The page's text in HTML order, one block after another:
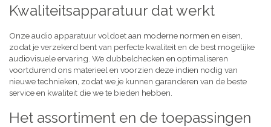
Kwaliteitsapparatuur dat werkt
Onze audio apparatuur voldoet aan moderne normen en eisen,
zodat je verzekerd bent van perfecte kwaliteit en de best mogelijke
audiovisuele ervaring. We dubbelchecken en optimaliseren
voortdurend ons materieel en voorzien deze indien nodig van
nieuwe technieken, zodat we je kunnen garanderen van de beste
service en kwaliteit die we te bieden hebben.
Het assortiment en de toepassingen